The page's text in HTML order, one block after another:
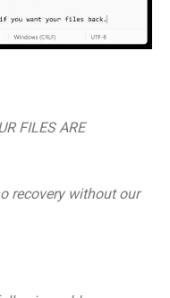
FILES ARE
recovery without our